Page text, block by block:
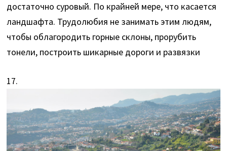
достаточно суровый. По крайней мере, что касается
ландшафта. Трудолюбия не занимать этим людям,
чтобы облагородить горные склоны, прорубить
тонели, построить шикарные дороги и развязки
17.